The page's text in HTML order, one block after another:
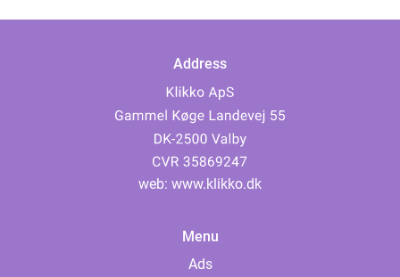
Address
web: www.klikko.dk
Menu
Ads